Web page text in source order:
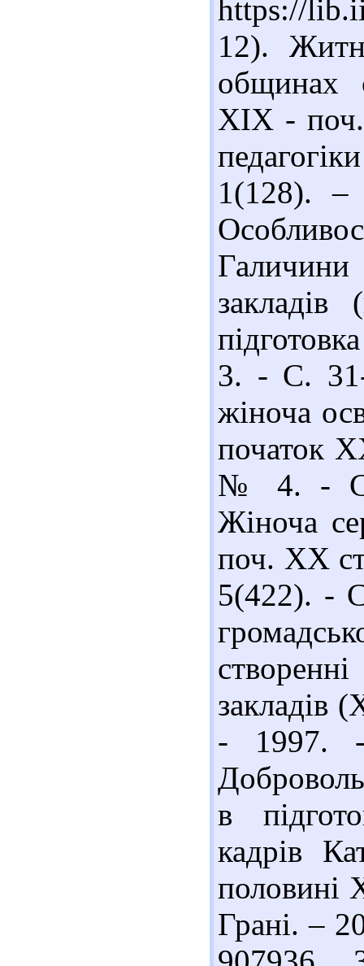
https://
12).
общинах
ХІХ - поч.
1(128).
3. - С.
жіноча
початок
№ 4. - С.
Жіноча
поч. ХХ
5(422). -
закладів
-
в
кадрів
половині
Грані. –